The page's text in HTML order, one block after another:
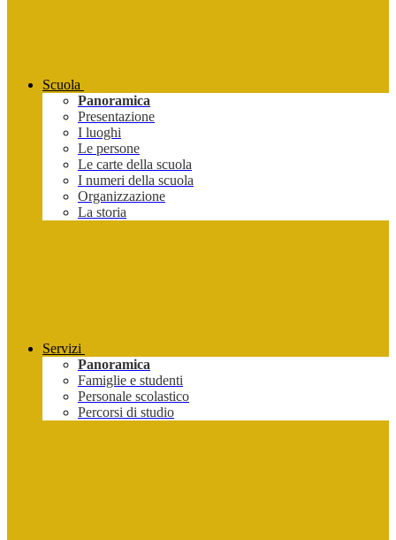
Scuola
Panoramica
Presentazione
I luoghi
Le persone
Le carte della scuola
I numeri della scuola
Organizzazione
La storia
Servizi
Panoramica
Famiglie e studenti
Personale scolastico
Percorsi di studio